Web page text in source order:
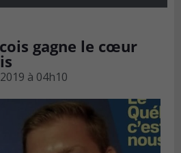
gagne le cœur
à 04h10